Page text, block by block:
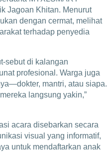
Jagoan Khitan. Menurut
dengan cermat, melihat
terhadap penyedia
sebut di kalangan
profesional. Warga juga
mantri, atau siapa.
langsung yakin,”
acara disebarkan secara
visual yang informatif,
untuk mendaftarkan anak